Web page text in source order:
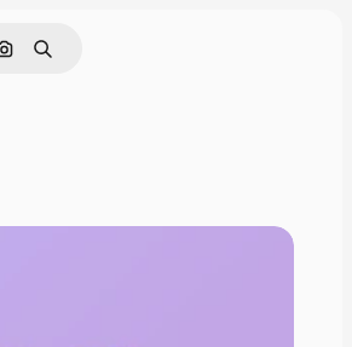
Поиск по изображению
Поиск